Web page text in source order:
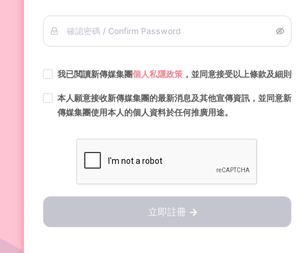
確認密碼 / Confirm Password
我已閲讀新傳媒集團個人私隱政策 ，並同意接受以上條款及細則
本人願意接收新傳媒集團的最新消息及其他宣傳資訊，並同意新
傳媒集團使用本人的個人資料於任何推廣用途。
立即註冊